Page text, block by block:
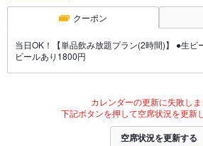
クーポン
当日OK！【単品飲み放題プラン(2時間)】 ●生ビ
ビールあり1800円
カレンダーの更新に失敗しま
下記ボタンを押して空席状況を更新
空席状況を更新する